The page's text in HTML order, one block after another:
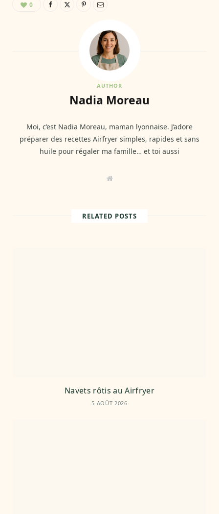
0
AUTHOR
Nadia Moreau
Moi, c’est Nadia Moreau, maman lyonnaise. J’adore
préparer des recettes Airfryer simples, rapides et sans
huile pour régaler ma famille… et toi aussi
W
RELATED POSTS
Navets rôtis au Airfryer
5 AOÛT 2026